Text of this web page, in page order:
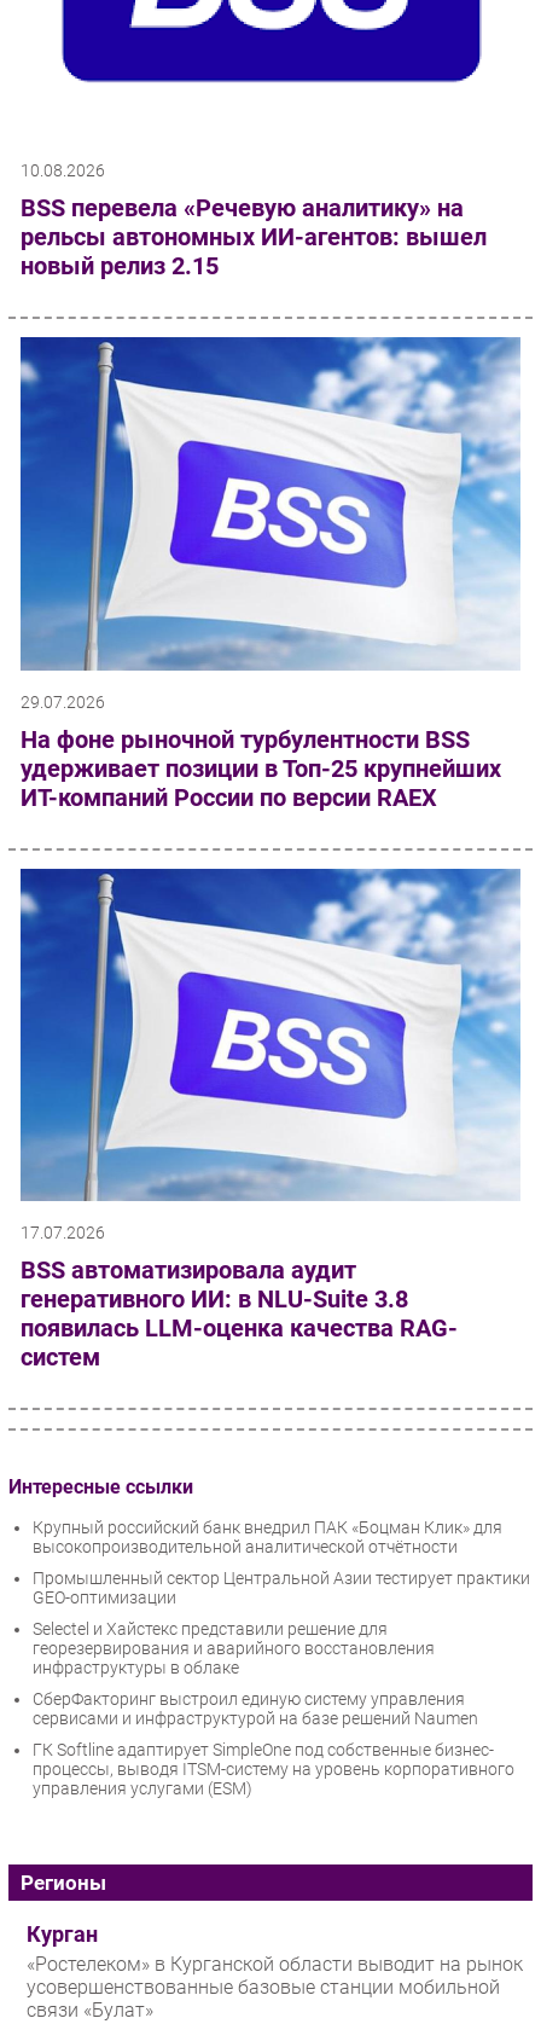
10.08.2026
BSS перевела «Речевую аналитику» на
рельсы автономных ИИ-агентов: вышел
новый релиз 2.15
29.07.2026
На фоне рыночной турбулентности BSS
удерживает позиции в Топ-25 крупнейших
ИТ-компаний России по версии RAEX
17.07.2026
BSS автоматизировала аудит
генеративного ИИ: в NLU-Suite 3.8
появилась LLM-оценка качества RAG-
систем
Интересные ссылки
Крупный российский банк внедрил ПАК «Боцман Клик» для
высокопроизводительной аналитической отчётности
Промышленный сектор Центральной Азии тестирует практики
GEO-оптимизации
Selectel и Хайстекс представили решение для
георезервирования и аварийного восстановления
инфраструктуры в облаке
СберФакторинг выстроил единую систему управления
сервисами и инфраструктурой на базе решений Naumen
ГК Softline адаптирует SimpleOne под собственные бизнес-
процессы, выводя ITSM-систему на уровень корпоративного
управления услугами (ESM)
Регионы
Курган
«Ростелеком» в Курганской области выводит на рынок
усовершенствованные базовые станции мобильной
связи «Булат»